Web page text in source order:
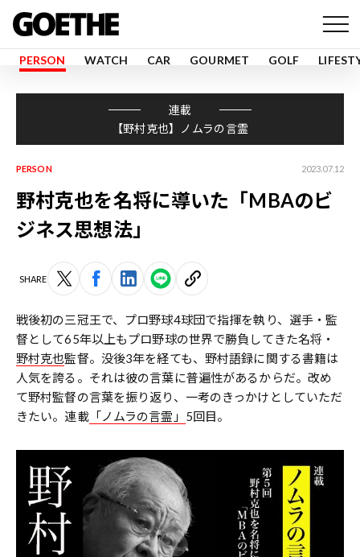
PERSON WATCH CAR GOURMET GOLF
連載
【野村克也】ノムラの言霊
PERSON 2023.07.12
野村克也を名将に導いた「MBAのビ
ジネス思想法」
SHARE
戦後初の三冠王で、プロ野球4球団で指揮を執り、選手・監
督として65年以上もプロ野球の世界で勝負してきた名将・
野村克也監督。没後3年を経ても、野村語録に関する書籍は
人気を誇る。それは彼の言葉に普遍性があるからだ。改め
て野村監督の言葉を振り返り、一考のきっかけとしていただ
きたい。連載「ノムラの言霊」 5回目。